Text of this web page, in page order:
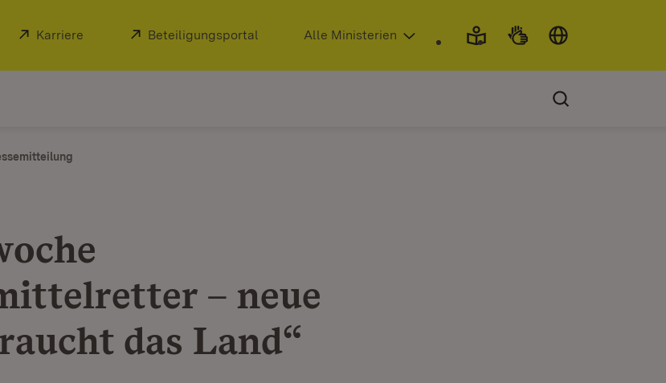
Extern:
Karriere (Öffnet in neuem Fenster)
Extern:
Beteiligungsportal (Öffnet in neuem Fenster)
Alle Ministerien
– neue
das Land“